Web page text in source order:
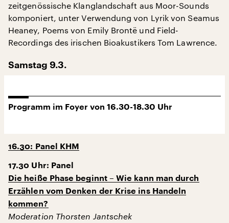
zeitgenössische Klanglandschaft aus Moor-Sounds
komponiert, unter Verwendung von Lyrik von Seamus
Heaney, Poems von Emily Brontë und Field-
Recordings des irischen Bioakustikers Tom Lawrence.
Samstag 9.3.
Programm im Foyer von 16.30-18.30 Uhr
16.30: Panel KHM
17.30 Uhr: Panel
Die heiße Phase beginnt – Wie kann man durch
Erzählen vom Denken der Krise ins Handeln
kommen?
Moderation Thorsten Jantschek